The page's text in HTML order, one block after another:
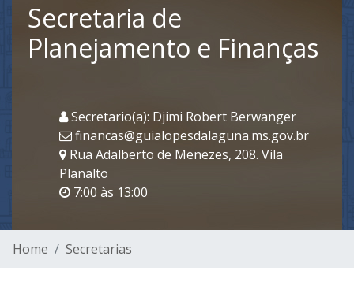
Secretaria de
Planejamento e Finanças
Secretario(a): Djimi Robert Berwanger
financas@guialopesdalaguna.ms.gov.br
Rua Adalberto de Menezes, 208. Vila
Planalto
7:00 às 13:00
Home Secretarias